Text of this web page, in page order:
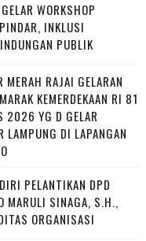
WORKSHOP
INKLUSI
PUBLIK
MERAH RAJAI GELARAN
KEMERDEKAAN RI 81
2026 YG D GELAR
LAMPUNG DI LAPANGAN
PELANTIKAN DPD
MARULI SINAGA, S.H.,
ORGANISASI